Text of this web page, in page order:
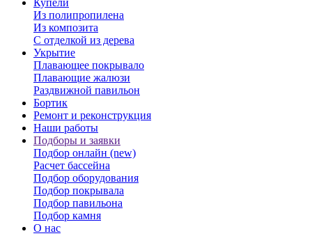
Купели
Из полипропилена
Из композита
С отделкой из дерева
Укрытие
Плавающее покрывало
Плавающие жалюзи
Раздвижной павильон
Бортик
Ремонт и реконструкция
Наши работы
Подборы и заявки
Подбор онлайн (new)
Расчет бассейна
Подбор оборудования
Подбор покрывала
Подбор павильона
Подбор камня
О нас